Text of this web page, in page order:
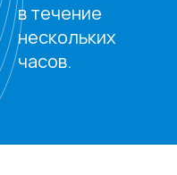
в течение
нескольких
часов.